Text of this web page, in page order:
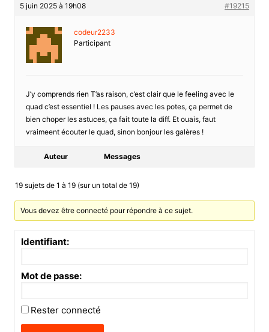
5 juin 2025 à 19h08 #19215
codeur2233
Participant
J’y comprends rien T’as raison, c’est clair que le feeling avec le
quad c’est essentiel ! Les pauses avec les potes, ça permet de
bien choper les astuces, ça fait toute la diff. Et ouais, faut
vraimeent écouter le quad, sinon bonjour les galères !
Auteur Messages
19 sujets de 1 à 19 (sur un total de 19)
Vous devez être connecté pour répondre à ce sujet.
Identifiant:
Mot de passe:
Rester connecté